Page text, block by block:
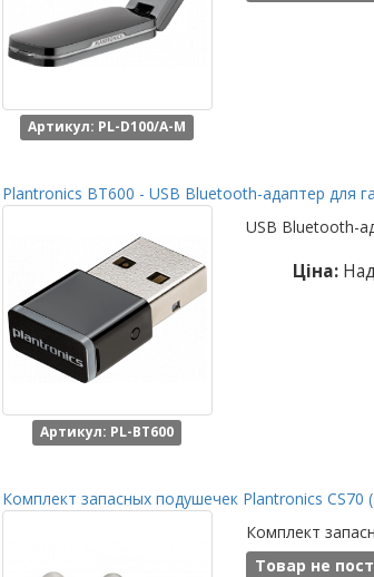
Артикул: PL-D100/A-M
Plantronics BT600 - USB Bluetooth-адаптер для
Артикул: PL-BT600
USB Bluetooth-
Ціна:
Комплект запасных подушечек Plantronics CS70
Комплект
Товар не